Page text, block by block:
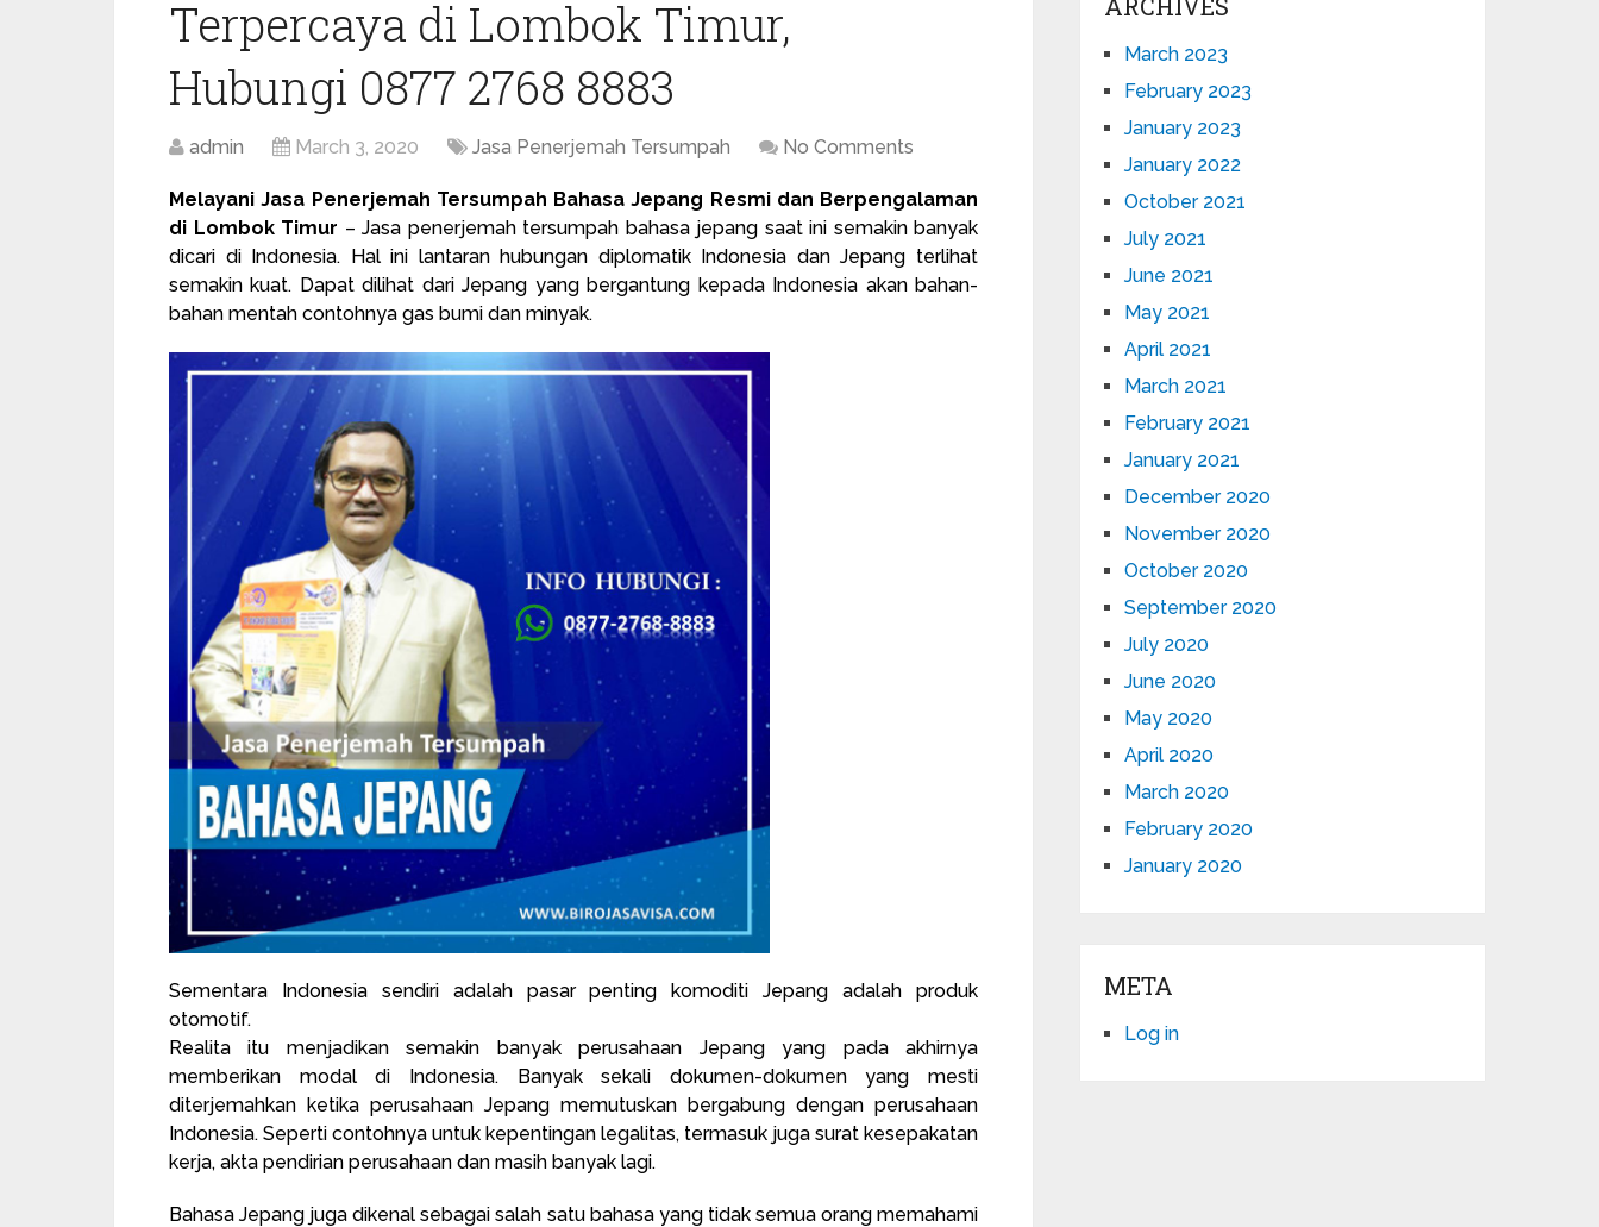
Terpercaya di Lombok Timur,
Hubungi 0877 2768 8883
admin March 3, 2020 Jasa Penerjemah Tersumpah No Comments
Melayani Jasa Penerjemah Tersumpah Bahasa Jepang Resmi dan Berpengalaman
di Lombok Timur – Jasa penerjemah tersumpah bahasa jepang saat ini semakin banyak
dicari di Indonesia. Hal ini lantaran hubungan diplomatik Indonesia dan Jepang terlihat
semakin kuat. Dapat dilihat dari Jepang yang bergantung kepada Indonesia akan bahan-
bahan mentah contohnya gas bumi dan minyak.
Sementara Indonesia sendiri adalah pasar pentingkomoditi Jepang adalah produk
otomotif.
Realita itu menjadikan semakin banyak perusahaan Jepang yang pada akhirnya
memberikan modal di Indonesia. Banyak sekali dokumen-dokumen yang mesti
diterjemahkan ketika perusahaan Jepang memutuskan bergabung dengan perusahaan
Indonesia. Seperti contohnya untuk kepentingan legalitas, termasuk juga surat kesepakatan
kerja, akta pendirian perusahaan dan masih banyak lagi.
Bahasa Jepang juga dikenal sebagai salah satu bahasa yang tidak semua orang memahami
March 2023
February 2023
January 2023
January 2022
October 2021
July 2021
June 2021
May 2021
April 2021
March 2021
February 2021
January 2021
December 2020
November 2020
October 2020
September 2020
July 2020
June 2020
May 2020
April 2020
March 2020
February 2020
January 2020
META
Log in